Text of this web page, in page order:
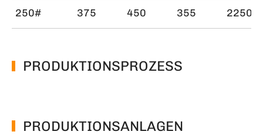
250# 375 450 355 2250
PRODUKTIONSPROZESS
PRODUKTIONSANLAGEN